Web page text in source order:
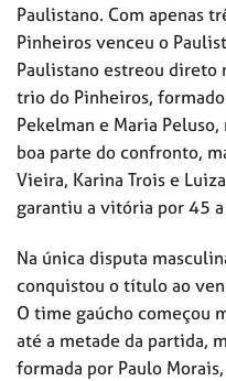
Paulistano. Com apenas
Pinheiros venceu o
Paulistano estreou direto
trio do Pinheiros,
Pekelman e Maria
boa parte do confronto,
Vieira, Karina Trois e
garantiu a vitória por 45
Na única disputa
conquistou o título ao
O time gaúcho começou
até a metade da partida,
formada por Paulo